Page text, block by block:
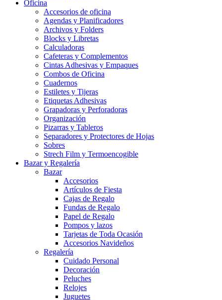
Oficina
Accesorios de oficina
Agendas y Planificadores
Archivos y Folders
Blocks y Libretas
Calculadoras
Cafeteras y Complementos
Cintas Adhesivas y Empaques
Combos de Oficina
Cuadernos
Estiletes y Tijeras
Etiquetas Adhesivas
Grapadoras y Perforadoras
Organización
Pizarras y Tableros
Separadores y Protectores de Hojas
Sobres
Strech Film y Termoencogible
Bazar y Regalería
Bazar
Accesorios
Artículos de Fiesta
Cajas de Regalo
Fundas de Regalo
Papel de Regalo
Pompos y lazos
Tarjetas de Toda Ocasión
Accesorios Navideños
Regalería
Cuidado Personal
Decoración
Peluches
Relojes
Juguetes